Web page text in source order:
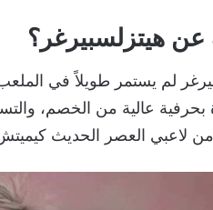
عن هيتزلسبيرغر؟
لم يستمر طويلاً في
عالية من الخصم،
لاعبي العصر الحديث